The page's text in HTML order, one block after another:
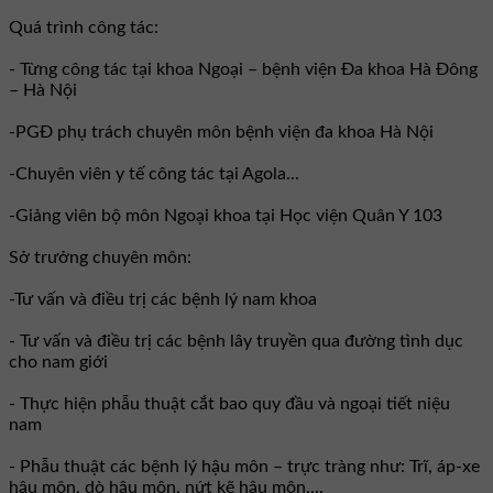
Quá trình công tác:
- Từng công tác tại khoa Ngoại – bệnh viện Đa khoa Hà Đông
– Hà Nội
-PGĐ phụ trách chuyên môn bệnh viện đa khoa Hà Nội
-Chuyên viên y tế công tác tại Agola...
-Giảng viên bộ môn Ngoại khoa tại Học viện Quân Y 103
Sở trưởng chuyên môn:
-Tư vấn và điều trị các bệnh lý nam khoa
- Tư vấn và điều trị các bệnh lây truyền qua đường tình dục
cho nam giới
- Thực hiện phẫu thuật cắt bao quy đầu và ngoại tiết niệu
nam
- Phẫu thuật các bệnh lý hậu môn – trực tràng như: Trĩ, áp-xe
hậu môn, dò hậu môn, nứt kẽ hậu môn,...